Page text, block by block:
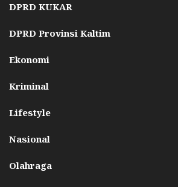
DPRD KUKAR
DPRD Provinsi Kaltim
Ekonomi
Kriminal
Lifestyle
Nasional
Olahraga